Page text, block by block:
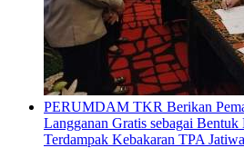
PERUMDAM TKR Berikan
Langganan Gratis sebagai Bentuk
Terdampak Kebakaran TPA